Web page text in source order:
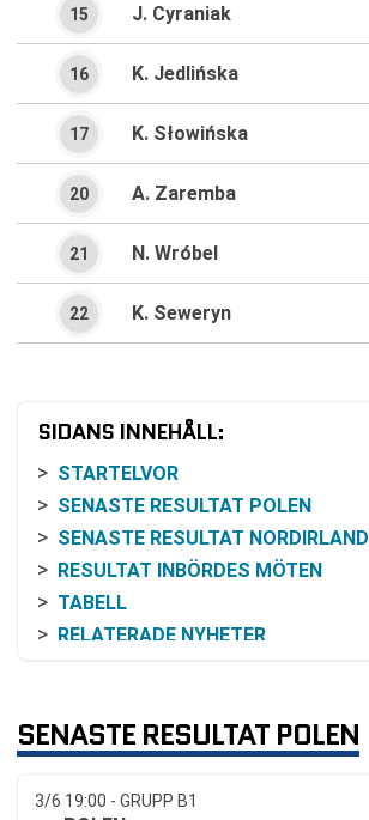
J. Cyraniak
15
K. Jedlińska
16
K. Słowińska
17
A. Zaremba
20
N. Wróbel
21
K. Seweryn
22
SIDANS INNEHÅLL:
STARTELVOR
SENASTE RESULTAT POLEN
SENASTE RESULTAT NORDIRLAND
RESULTAT INBÖRDES MÖTEN
TABELL
RELATERADE NYHETER
SENASTE RESULTAT POLEN
3/6 19:00 - GRUPP B1